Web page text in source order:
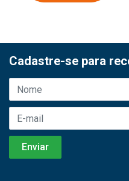
Cadastre-se para